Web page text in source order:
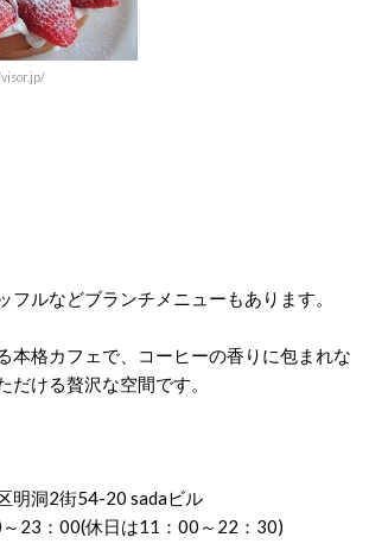
フルなどブランチメニューもあります。
本格カフェで、コーヒーの香りに包まれな
だける贅沢な空間です。
明洞2街54-20 sadaビル
23：00(休日は11：00～22：30)